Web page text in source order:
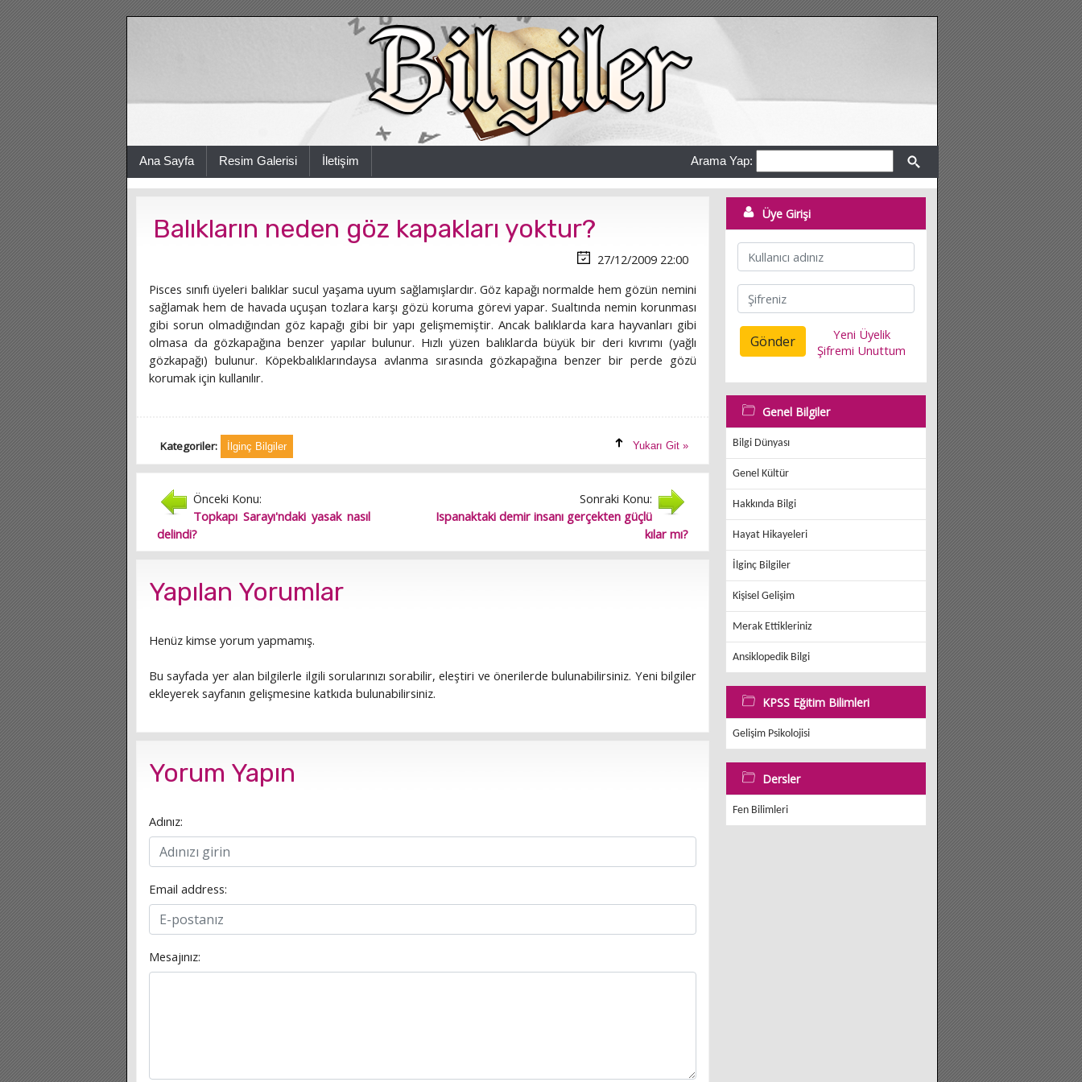
Ana Sayfa Resim Galerisi İletişim Arama Yap:
Balıkların neden göz kapakları yoktur?
27/12/2009 22:00
Pisces sınıfı üyeleri balıklar sucul yaşama uyum sağlamışlardır. Göz kapağı normalde hem gözün nemini
sağlamak hem de havada uçuşan tozlara karşı gözü koruma görevi yapar. Sualtında nemin korunması
gibi sorun olmadığından göz kapağı gibi bir yapı gelişmemiştir. Ancak balıklarda kara hayvanları gibi
olmasa da gözkapağına benzer yapılar bulunur. Hızlı yüzen balıklarda büyük bir deri kıvrımı (yağlı
gözkapağı) bulunur. Köpekbalıklarındaysa avlanma sırasında gözkapağına benzer bir perde gözü
korumak için kullanılır.
Kategoriler: İlginç Bilgiler Yukarı Git »
Önceki Konu:
Topkapı Sarayı'ndaki yasak nasıl
delindi?
Sonraki Konu:
Ispanaktaki demir insanı gerçekten güçlü
kılar mı?
Yapılan Yorumlar
Henüz kimse yorum yapmamış.
Bu sayfada yer alan bilgilerle ilgili sorularınızı sorabilir, eleştiri ve önerilerde bulunabilirsiniz. Yeni bilgiler
ekleyerek sayfanın gelişmesine katkıda bulunabilirsiniz.
Yorum Yapın
Adınız:
Email address:
Mesajınız:
Üye Girişi
Gönder
Yeni Üyelik
Şifremi Unuttum
Genel Bilgiler
Bilgi Dünyası
Genel Kültür
Hakkında Bilgi
Hayat Hikayeleri
İlginç Bilgiler
Kişisel Gelişim
Merak Ettikleriniz
Ansiklopedik Bilgi
KPSS Eğitim Bilimleri
Gelişim Psikolojisi
Dersler
Fen Bilimleri